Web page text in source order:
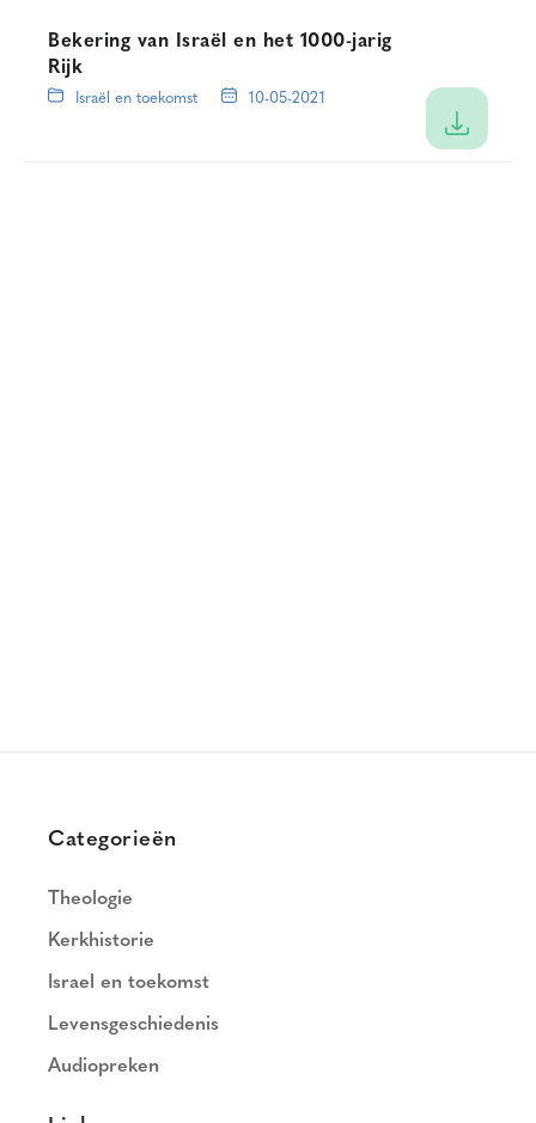
Bekering van Israël en het 1000-jarig
Rijk
Israël en toekomst 10-05-2021
Categorieën
Theologie
Kerkhistorie
Israel en toekomst
Levensgeschiedenis
Audiopreken